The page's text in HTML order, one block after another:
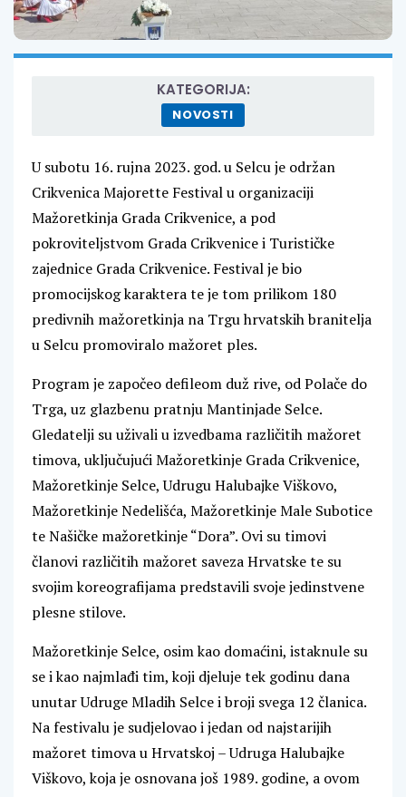
KATEGORIJA:
NOVOSTI
U subotu 16. rujna 2023. god. u Selcu je održan
Crikvenica Majorette Festival u organizaciji
Mažoretkinja Grada Crikvenice, a pod
pokroviteljstvom Grada Crikvenice i Turističke
zajednice Grada Crikvenice. Festival je bio
promocijskog karaktera te je tom prilikom 180
predivnih mažoretkinja na Trgu hrvatskih branitelja
u Selcu promoviralo mažoret ples.
Program je započeo defileom duž rive, od Polače do
Trga, uz glazbenu pratnju Mantinjade Selce.
Gledatelji su uživali u izvedbama različitih mažoret
timova, uključujući Mažoretkinje Grada Crikvenice,
Mažoretkinje Selce, Udrugu Halubajke Viškovo,
Mažoretkinje Nedelišća, Mažoretkinje Male Subotice
te Našičke mažoretkinje “Dora”. Ovi su timovi
članovi različitih mažoret saveza Hrvatske te su
svojim koreografijama predstavili svoje jedinstvene
plesne stilove.
Mažoretkinje Selce, osim kao domaćini, istaknule su
se i kao najmlađi tim, koji djeluje tek godinu dana
unutar Udruge Mladih Selce i broji svega 12 članica.
Na festivalu je sudjelovao i jedan od najstarijih
mažoret timova u Hrvatskoj – Udruga Halubajke
Viškovo, koja je osnovana još 1989. godine, a ovom